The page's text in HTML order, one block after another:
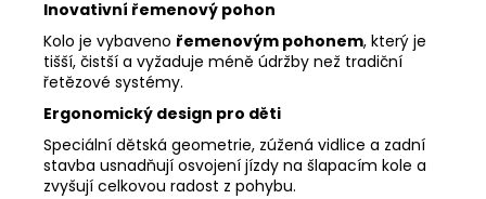
Inovativní řemenový pohon
Kolo je vybaveno řemenovým pohonem, který je
tišší, čistší a vyžaduje méně údržby než tradiční
řetězové systémy.
Ergonomický design pro děti
Speciální dětská geometrie, zúžená vidlice a zadní
stavba usnadňují osvojení jízdy na šlapacím kole a
zvyšují celkovou radost z pohybu.